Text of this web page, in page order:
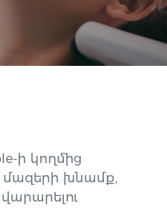
ի կողմից
մազերի խնամք,